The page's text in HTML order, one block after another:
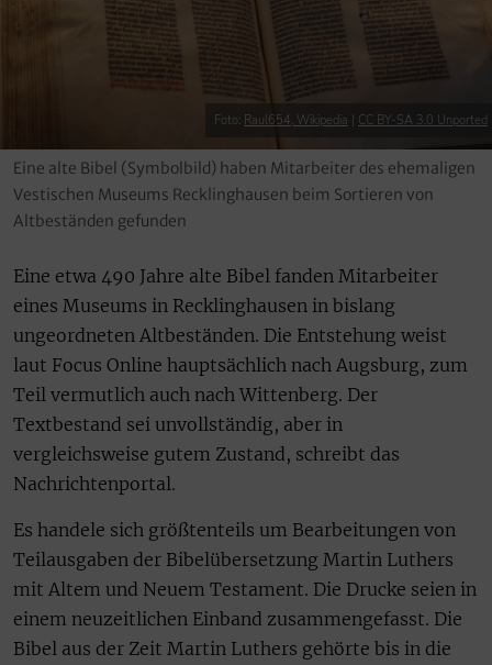
Foto: Raul654, Wikipedia CC BY-SA 3.0 Unported
Eine alte Bibel (Symbolbild) haben Mitarbeiter des ehemaligen
Vestischen Museums Recklinghausen beim Sortieren von
Altbeständen gefunden
Eine etwa 490 Jahre alte Bibel fanden Mitarbeiter
eines Museums in Recklinghausen in bislang
ungeordneten Altbeständen. Die Entstehung weist
laut Focus Online hauptsächlich nach Augsburg, zum
Teil vermutlich auch nach Wittenberg. Der
Textbestand sei unvollständig, aber in
vergleichsweise gutem Zustand, schreibt das
Nachrichtenportal.
Es handele sich größtenteils um Bearbeitungen von
Teilausgaben der Bibelübersetzung Martin Luthers
mit Altem und Neuem Testament. Die Drucke seien in
einem neuzeitlichen Einband zusammengefasst. Die
Bibel aus der Zeit Martin Luthers gehörte bis in die